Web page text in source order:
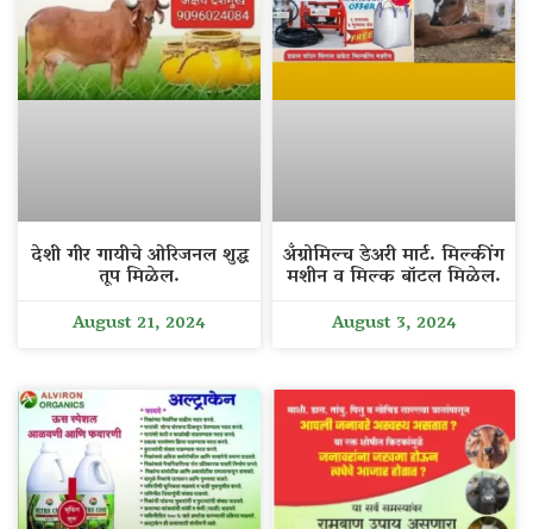
देशी गीर गायीचे ओरिजनल शुद्ध
तूप मिळेल.
August 21, 2024
अँग्रोमिल्च डेअरी मार्ट. मिल्कींग
मशीन व मिल्क बॉटल मिळेल.
August 3, 2024